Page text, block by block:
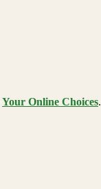
Your Online Choices.